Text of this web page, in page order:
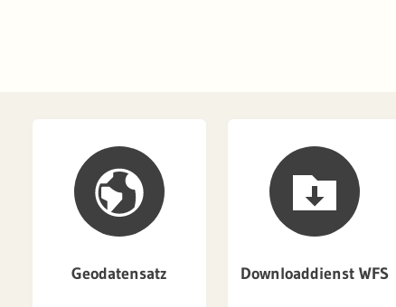
Geodatensatz Downloaddienst WFS